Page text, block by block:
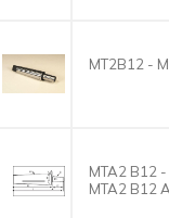
MT2B12 -
MTA2 B12
MTA2 B12